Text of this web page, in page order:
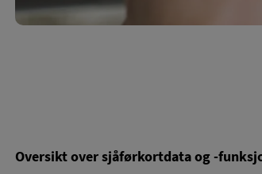
Oversikt over sjåførkortdata og -